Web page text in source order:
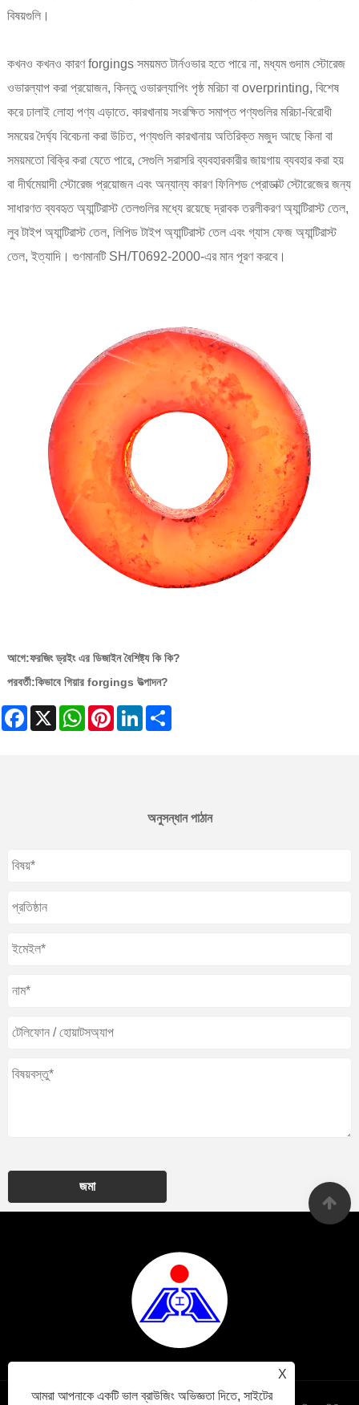
বিষয়গুলি।
কখনও কখনও কারণ forgings সময়মত টার্নওভার হতে পারে না, মধ্যম গুদাম স্টোরেজ
ওভারল্যাপ করা প্রয়োজন, কিন্তু ওভারল্যাপিং পৃষ্ঠ মরিচা বা overprinting, বিশেষ
করে ঢালাই লোহা পণ্য এড়াতে. কারখানায় সংরক্ষিত সমাপ্ত পণ্যগুলির মরিচা-বিরোধী
সময়ের দৈর্ঘ্য বিবেচনা করা উচিত, পণ্যগুলি কারখানায় অতিরিক্ত মজুদ আছে কিনা বা
সময়মতো বিক্রি করা যেতে পারে, সেগুলি সরাসরি ব্যবহারকারীর জায়গায় ব্যবহার করা হয়
বা দীর্ঘমেয়াদী স্টোরেজ প্রয়োজন এবং অন্যান্য কারণ ফিনিশড প্রোডাক্ট স্টোরেজের জন্য
সাধারণত ব্যবহৃত অ্যান্টিরাস্ট তেলগুলির মধ্যে রয়েছে দ্রাবক তরলীকরণ অ্যান্টিরাস্ট তেল,
লুব টাইপ অ্যান্টিরাস্ট তেল, লিপিড টাইপ অ্যান্টিরাস্ট তেল এবং গ্যাস ফেজ অ্যান্টিরাস্ট
তেল, ইত্যাদি। গুণমানটি SH/T0692-2000-এর মান পূরণ করবে।
আগে:ফরজিং ড্রইং এর ডিজাইন বৈশিষ্ট্য কি কি?
পরবর্তী:কিভাবে গিয়ার forgings উত্পাদন?
Facebook
X WhatsAppPinterestLinkedIn
অনুসন্ধান পাঠান
জমা
X
আমরা আপনাকে একটি ভাল ব্রাউজিং অভিজ্ঞতা দিতে, সাইটের